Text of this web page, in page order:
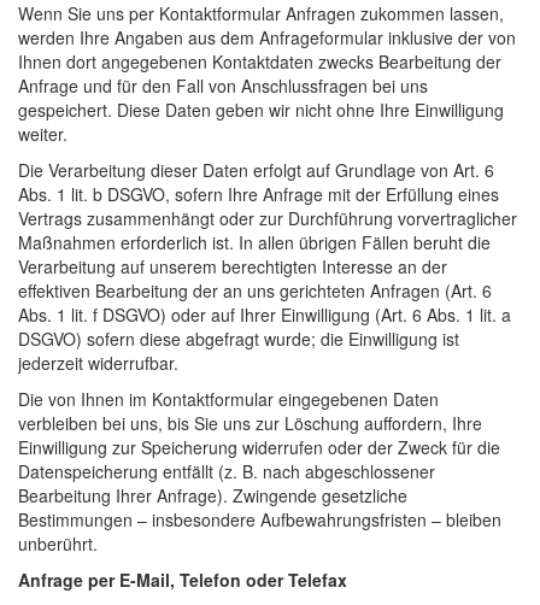
Wenn Sie uns per Kontaktformular Anfragen zukommen lassen,
werden Ihre Angaben aus dem Anfrageformular inklusive der von
Ihnen dort angegebenen Kontaktdaten zwecks Bearbeitung der
Anfrage und für den Fall von Anschlussfragen bei uns
gespeichert. Diese Daten geben wir nicht ohne Ihre Einwilligung
weiter.
Die Verarbeitung dieser Daten erfolgt auf Grundlage von Art. 6
Abs. 1 lit. b DSGVO, sofern Ihre Anfrage mit der Erfüllung eines
Vertrags zusammenhängt oder zur Durchführung vorvertraglicher
Maßnahmen erforderlich ist. In allen übrigen Fällen beruht die
Verarbeitung auf unserem berechtigten Interesse an der
effektiven Bearbeitung der an uns gerichteten Anfragen (Art. 6
Abs. 1 lit. f DSGVO) oder auf Ihrer Einwilligung (Art. 6 Abs. 1 lit. a
DSGVO) sofern diese abgefragt wurde; die Einwilligung ist
jederzeit widerrufbar.
Die von Ihnen im Kontaktformular eingegebenen Daten
verbleiben bei uns, bis Sie uns zur Löschung auffordern, Ihre
Einwilligung zur Speicherung widerrufen oder der Zweck für die
Datenspeicherung entfällt (z. B. nach abgeschlossener
Bearbeitung Ihrer Anfrage). Zwingende gesetzliche
Bestimmungen – insbesondere Aufbewahrungsfristen – bleiben
unberührt.
Anfrage per E-Mail, Telefon oder Telefax